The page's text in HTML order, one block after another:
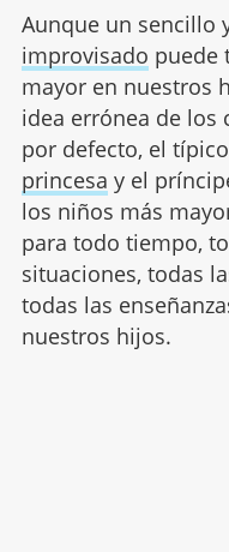
Aunque un sencillo
improvisado puede
mayor en nuestros
idea errónea de los
por defecto, el
princesa y el
los niños más
para todo tiempo,
situaciones, todas
todas las
nuestros hijos.